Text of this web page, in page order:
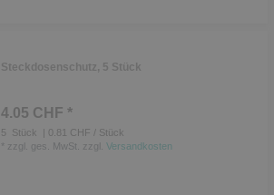
Steckdosenschutz, 5 Stück
4.05 CHF *
5 Stück
| 0.81 CHF / Stück
zzgl. ges. MwSt. zzgl. Versandkosten